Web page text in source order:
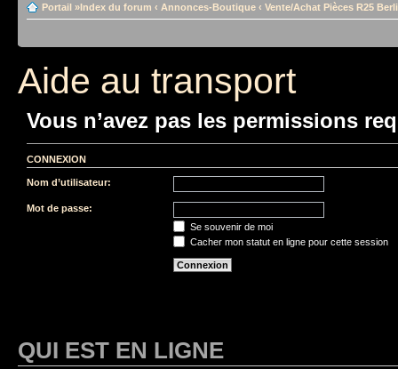
Portail »Index du forum ‹ Annonces-Boutique ‹ Vente/Achat Pièces R25
Aide au transport
Vous n’avez pas les permissions
CONNEXION
Nom d’utilisateur:
Mot de passe:
Se souvenir de moi
Cacher mon statut en ligne pour cette session
QUI EST EN LIGNE